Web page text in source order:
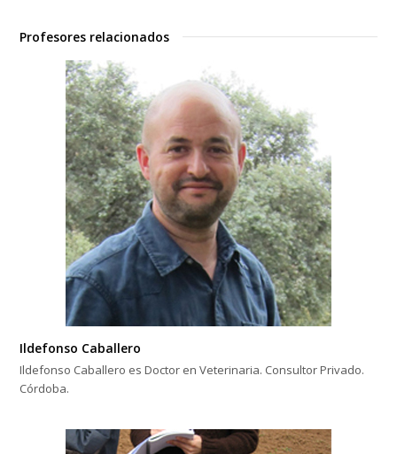
Profesores relacionados
Ildefonso Caballero
Ildefonso Caballero es Doctor en Veterinaria. Consultor Privado.
Córdoba.